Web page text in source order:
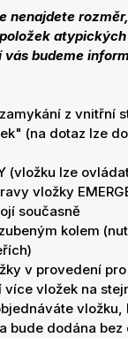
nenajdete
vás budeme
z vnitřní
(na dotaz lze
(vložku lze
vložky
současně
kolem
v provedení
více vložek na
bude dodána